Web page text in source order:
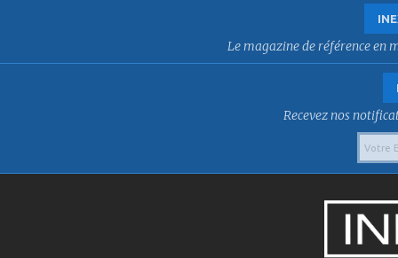
Le magazine de référence en
Recevez nos